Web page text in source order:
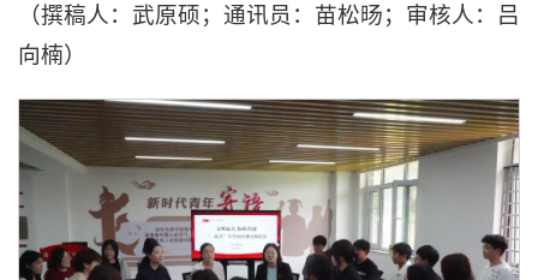
（撰稿人：武原硕；通讯员：苗松旸；审核人：吕
向楠）